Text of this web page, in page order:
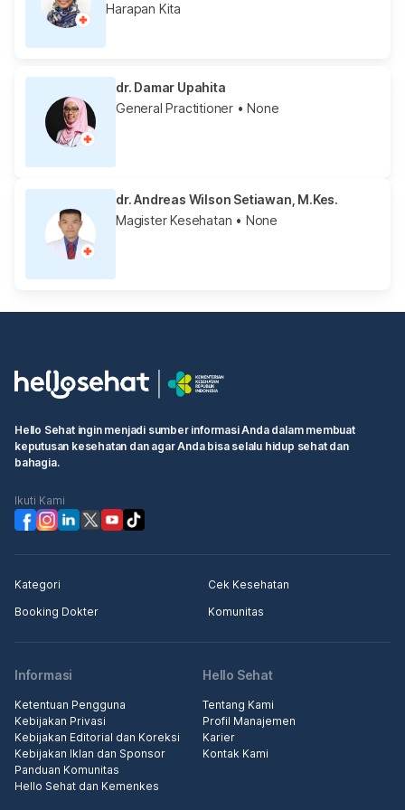
Harapan Kita
dr. Damar Upahita
General Practitioner • None
dr. Andreas Wilson Setiawan, M.Kes.
Magister Kesehatan • None
Hello Sehat ingin menjadi sumber informasi Anda dalam membuat
keputusan kesehatan dan agar Anda bisa selalu hidup sehat dan
bahagia.
Ikuti Kami
Kategori
Cek Kesehatan
Booking Dokter
Komunitas
Informasi
Ketentuan Pengguna
Kebijakan Privasi
Kebijakan Editorial dan Koreksi
Kebijakan Iklan dan Sponsor
Panduan Komunitas
Hello Sehat dan Kemenkes
Hello Sehat
Tentang Kami
Profil Manajemen
Karier
Kontak Kami